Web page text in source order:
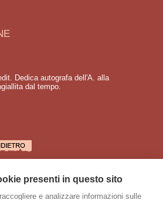
Dedica autografa dell'A. alla
dal tempo.
presenti in questo sito
e analizzare informazioni sulle